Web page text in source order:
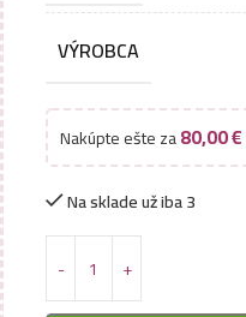
VÝROBCA
Nakúpte ešte za80,00€
Na sklade už iba 3